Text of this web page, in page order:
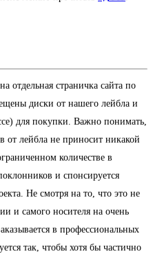
отдельная страничка сайта по
диски от нашего лейбла и
для покупки. Важно понимать,
от лейбла не приносит никакой
количестве в
и спонсируется
Не смотря на то, что это не
и самого носителя на очень
в профессиональных
так, чтобы хотя бы частично